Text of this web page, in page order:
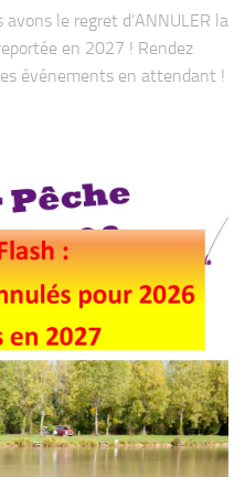
le regret d’ANNULER la
en 2027 ! Rendez
événements en attendant !